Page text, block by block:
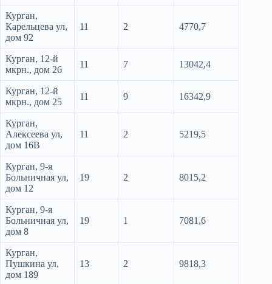
Курган,
Карельцева ул,
дом 92
11 2 4770,7
Курган, 12-й
мкрн., дом 26
11 7 13042,4
Курган, 12-й
мкрн., дом 25
11 9 16342,9
Курган,
Алексеева ул,
дом 16В
11 2 5219,5
Курган, 9-я
Больничная ул,
дом 12
19 2 8015,2
Курган, 9-я
Больничная ул,
дом 8
19 1 7081,6
Курган,
Пушкина ул,
дом 189
13 2 9818,3